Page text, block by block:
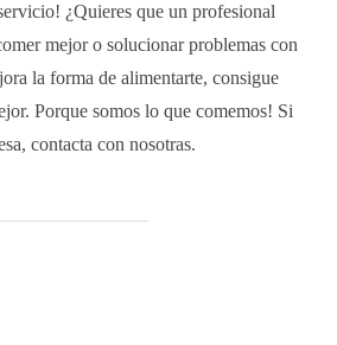
¿Quieres que un profesional
mejor o solucionar problemas con
la forma de alimentarte, consigue
Porque somos lo que comemos! Si
contacta con nosotras.